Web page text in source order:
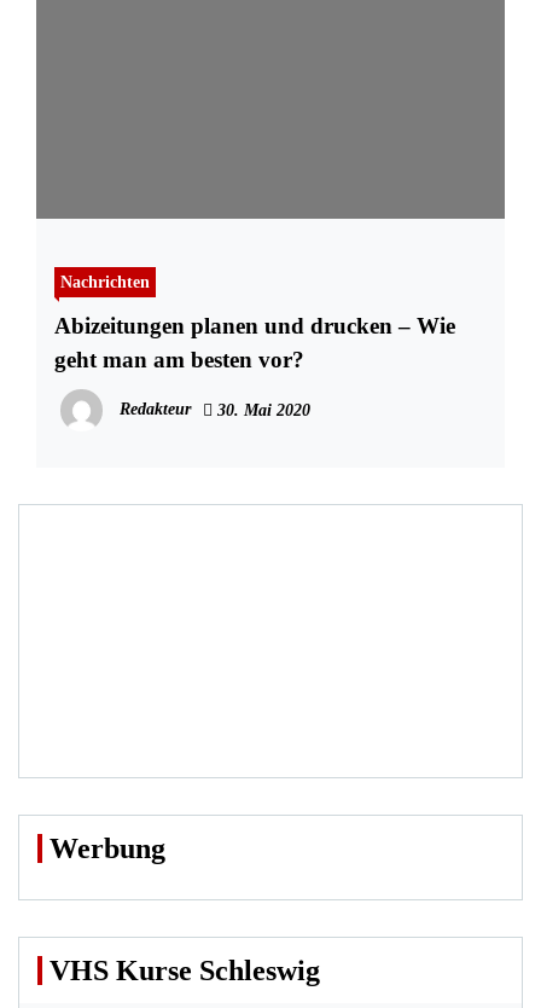
Nachrichten
Abizeitungen planen und drucken – Wie
geht man am besten vor?
Redakteur 30. Mai 2020
Werbung
VHS Kurse Schleswig